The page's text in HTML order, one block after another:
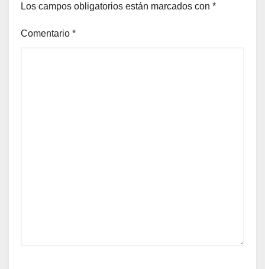
Los campos obligatorios están marcados con *
Comentario *